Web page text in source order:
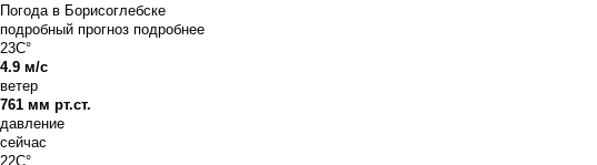
Погода в Борисоглебске
подробный прогноз подробнее
23C°
4.9 м/с
ветер
761 мм рт.ст.
давление
сейчас
22C°